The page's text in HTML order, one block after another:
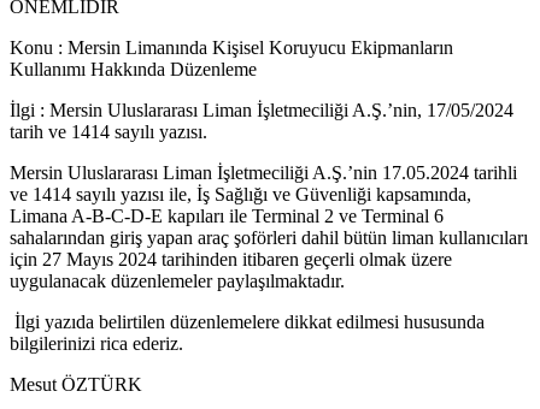
ÖNEMLİDİR
Konu : Mersin Limanında Kişisel Koruyucu Ekipmanların
Kullanımı Hakkında Düzenleme
İlgi : Mersin Uluslararası Liman İşletmeciliği A.Ş.’nin, 17/05/2024
tarih ve 1414 sayılı yazısı.
Mersin Uluslararası Liman İşletmeciliği A.Ş.’nin 17.05.2024 tarihli
ve 1414 sayılı yazısı ile, İş Sağlığı ve Güvenliği kapsamında,
Limana A-B-C-D-E kapıları ile Terminal 2 ve Terminal 6
sahalarından giriş yapan araç şoförleri dahil bütün liman kullanıcıları
için 27 Mayıs 2024 tarihinden itibaren geçerli olmak üzere
uygulanacak düzenlemeler paylaşılmaktadır.
İlgi yazıda belirtilen düzenlemelere dikkat edilmesi hususunda
bilgilerinizi rica ederiz.
Mesut ÖZTÜRK